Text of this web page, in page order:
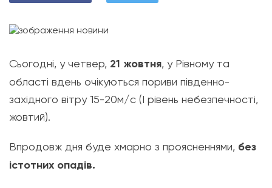
Сьогодні, у четвер, 21 жовтня, у Рівному та
області вдень очікуються пориви південно-
західного вітру 15-20м/с (І рівень небезпечності,
жовтий).
Впродовж дня буде хмарно з проясненнями, без
істотних опадів.